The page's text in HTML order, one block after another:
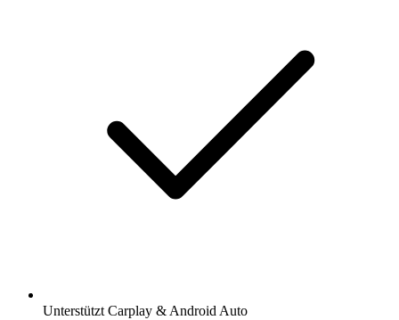
Unterstützt Carplay & Android Auto